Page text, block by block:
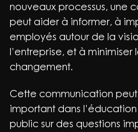
nouveaux processus, une
peut aider à informer, à
employés autour de la
l’entreprise, et à minimiser
changement.
Cette communication
important dans
public sur des questions